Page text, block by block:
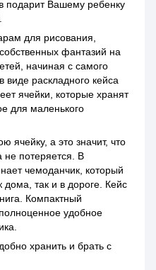
подарит Вашему ребенку
для рисования,
фантазий на
начиная с самого
виде раскладного кейса
ячейки, которые хранят
для маленького
ячейку, а это значит, что
не потеряется. В
чемоданчик, который
дома, так и в дороге. Кейс
Компактный
удобное
хранить и брать с